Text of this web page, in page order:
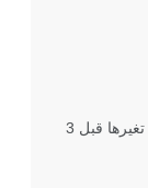
مطعم متكامل للبيع مع ماكينة شاورما جديدة تم تغيرها قبل 3